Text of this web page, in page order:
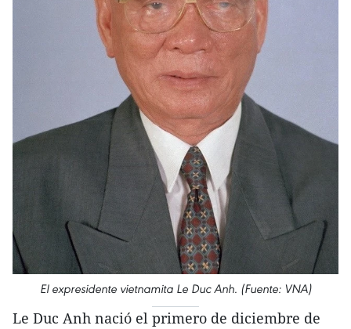
El expresidente vietnamita Le Duc Anh. (Fuente: VNA)
Le Duc Anh nació el primero de diciembre de